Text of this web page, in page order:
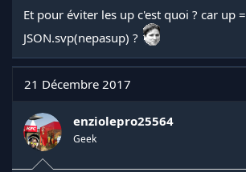
Et pour éviter les up c'est quoi ? car up =
JSON.svp(nepasup) ?
21 Décembre 2017
enziolepro25564
Geek